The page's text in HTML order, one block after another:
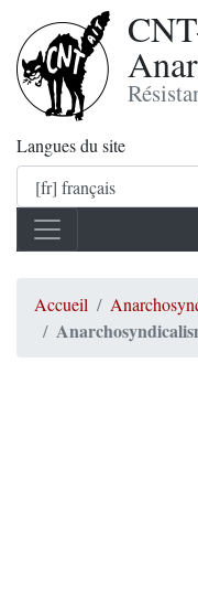
Langues du site
Accueil